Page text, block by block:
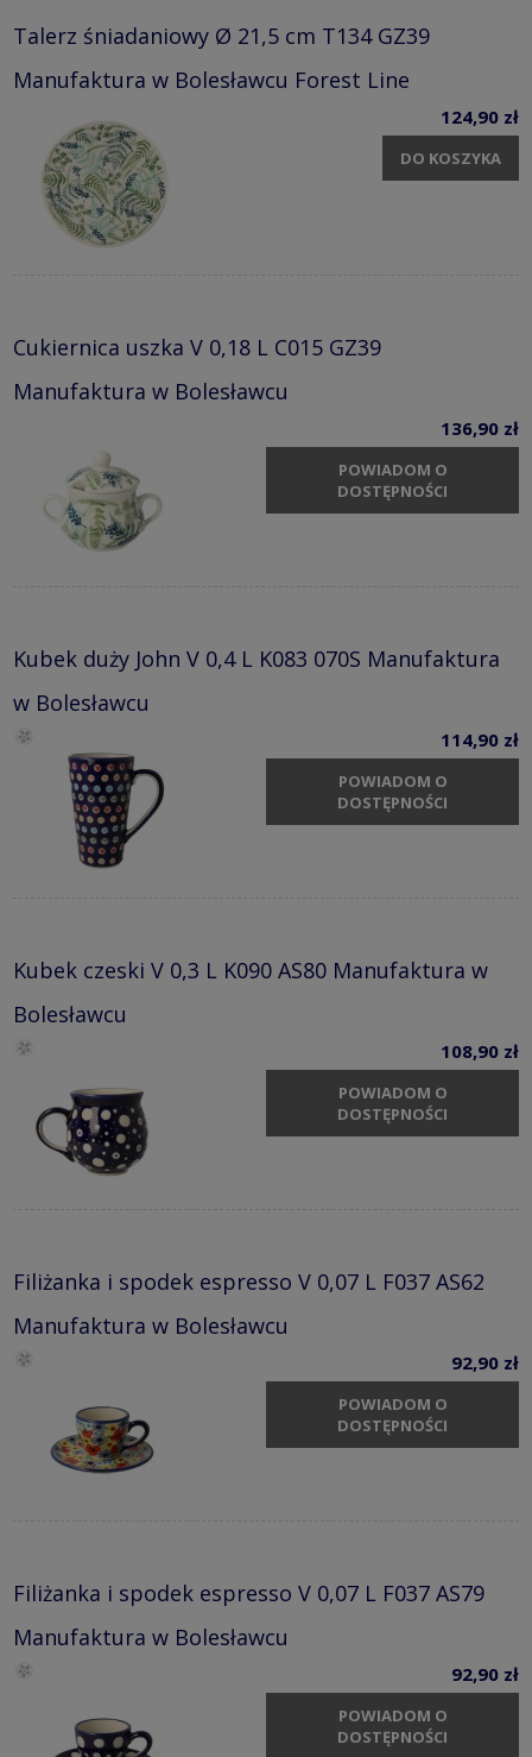
Talerz śniadaniowy Ø 21,5 cm T134 GZ39
Manufaktura w Bolesławcu Forest Line
124,90 zł
DO KOSZYKA
Cukiernica uszka V 0,18 L C015 GZ39
Manufaktura w Bolesławcu
136,90 zł
POWIADOM O
DOSTĘPNOŚCI
Kubek duży John V 0,4 L K083 070S Manufaktura
w Bolesławcu
114,90 zł
POWIADOM O
DOSTĘPNOŚCI
Kubek czeski V 0,3 L K090 AS80 Manufaktura w
Bolesławcu
108,90 zł
POWIADOM O
DOSTĘPNOŚCI
Filiżanka i spodek espresso V 0,07 L F037 AS62
Manufaktura w Bolesławcu
92,90 zł
POWIADOM O
DOSTĘPNOŚCI
Filiżanka i spodek espresso V 0,07 L F037 AS79
Manufaktura w Bolesławcu
92,90 zł
POWIADOM O
DOSTĘPNOŚCI